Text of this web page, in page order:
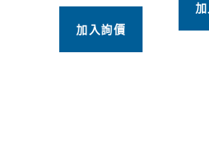
加入詢價